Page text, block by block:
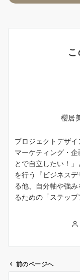
櫻居
プロジェクトデザ
マーケティング・
とで自立したい！
を行う『ビジネス
る他、自分軸や強
るための「ステップ
前のページへ